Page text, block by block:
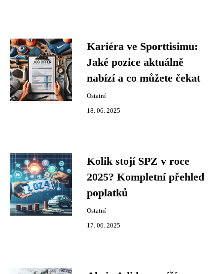
Kariéra ve Sporttisimu:
Jaké pozice aktuálně
nabízí a co můžete čekat
Ostatní
18. 06. 2025
Kolik stojí SPZ v roce
2025? Kompletní přehled
poplatků
Ostatní
17. 06. 2025